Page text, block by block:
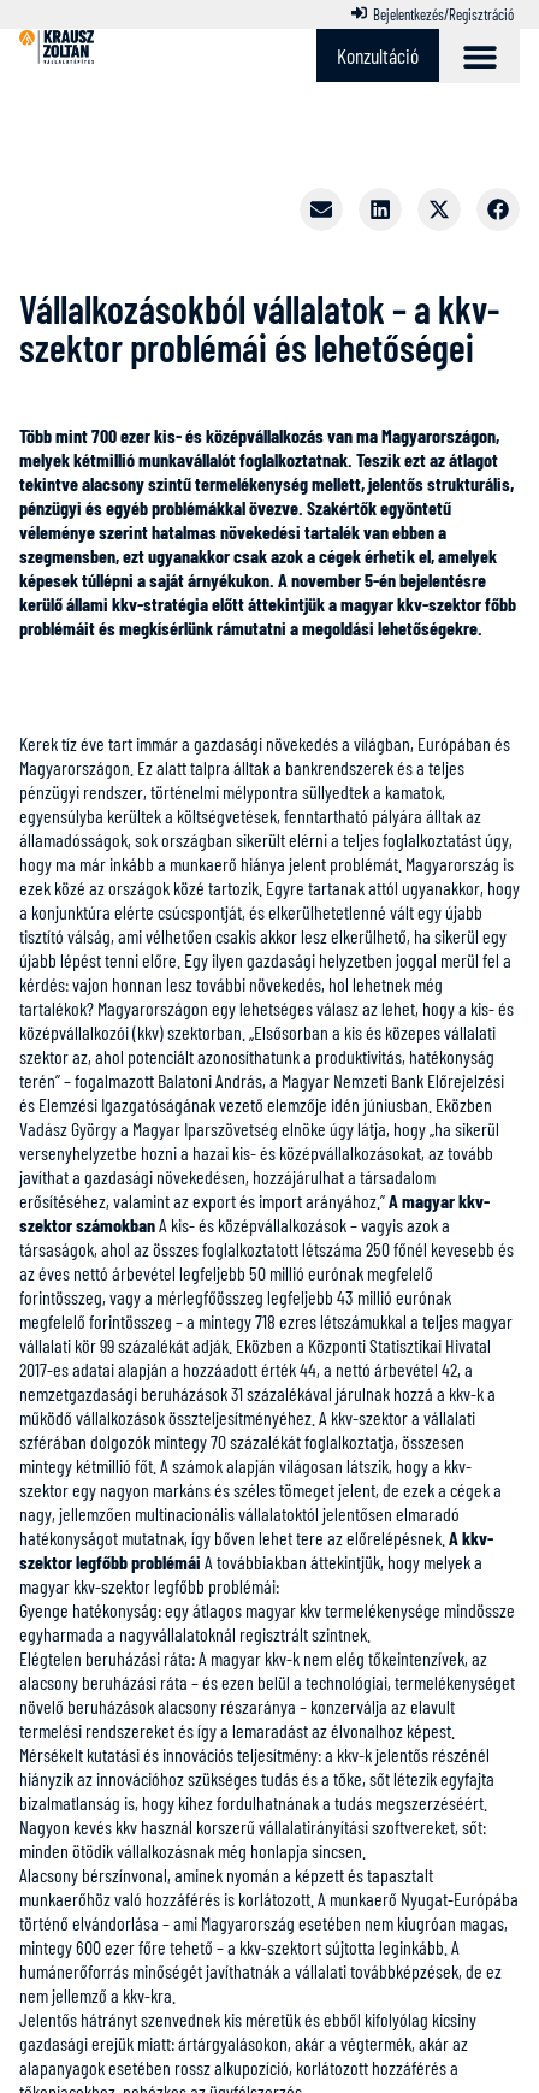
Bejelentkezés/Regisztráció
Konzultáció
Vállalkozásokból vállalatok – a kkv-
szektor problémái és lehetőségei
Több mint 700 ezer kis- és középvállalkozás van ma Magyarországon,
melyek kétmillió munkavállalót foglalkoztatnak. Teszik ezt az átlagot
tekintve alacsony szintű termelékenység mellett, jelentős strukturális,
pénzügyi és egyéb problémákkal övezve. Szakértők egyöntetű
véleménye szerint hatalmas növekedési tartalék van ebben a
szegmensben, ezt ugyanakkor csak azok a cégek érhetik el, amelyek
képesek túllépni a saját árnyékukon. A november 5-én bejelentésre
kerülő állami kkv-stratégia előtt áttekintjük a magyar kkv-szektor főbb
problémáit és megkísérlünk rámutatni a megoldási lehetőségekre.
Kerek tíz éve tart immár a gazdasági növekedés a világban, Európában és
Magyarországon. Ez alatt talpra álltak a bankrendszerek és a teljes
pénzügyi rendszer, történelmi mélypontra süllyedtek a kamatok,
egyensúlyba kerültek a költségvetések, fenntartható pályára álltak az
államadósságok, sok országban sikerült elérni a teljes foglalkoztatást úgy,
hogy ma már inkább a munkaerő hiánya jelent problémát. Magyarország is
ezek közé az országok közé tartozik. Egyre tartanak attól ugyanakkor, hogy
a konjunktúra elérte csúcspontját, és elkerülhetetlenné vált egy újabb
tisztító válság, ami vélhetően csakis akkor lesz elkerülhető, ha sikerül egy
újabb lépést tenni előre. Egy ilyen gazdasági helyzetben joggal merül fel a
kérdés: vajon honnan lesz további növekedés, hol lehetnek még
tartalékok? Magyarországon egy lehetséges válasz az lehet, hogy a kis- és
középvállalkozói (kkv) szektorban. „Elsősorban a kis és közepes vállalati
szektor az, ahol potenciált azonosíthatunk a produktivitás, hatékonyság
terén” – fogalmazott Balatoni András, a Magyar Nemzeti Bank Előrejelzési
és Elemzési Igazgatóságának vezető elemzője idén júniusban. Eközben
Vadász György a Magyar Iparszövetség elnöke úgy látja, hogy „ha sikerül
versenyhelyzetbe hozni a hazai kis- és középvállalkozásokat, az tovább
javíthat a gazdasági növekedésen, hozzájárulhat a társadalom
erősítéséhez, valamint az export és import arányához.”A magyar kkv-
szektor számokbanA kis- és középvállalkozások – vagyis azok a
társaságok, ahol az összes foglalkoztatott létszáma 250 főnél kevesebb és
az éves nettó árbevétel legfeljebb 50 millió eurónak megfelelő
forintösszeg, vagy a mérlegfőösszeg legfeljebb 43 millió eurónak
megfelelő forintösszeg – a mintegy 718 ezres létszámukkal a teljes magyar
vállalati kör 99 százalékát adják. Eközben a Központi Statisztikai Hivatal
2017-es adatai alapján a hozzáadott érték 44, a nettó árbevétel 42, a
nemzetgazdasági beruházások 31 százalékával járulnak hozzá a kkv-k a
működő vállalkozások összteljesítményéhez. A kkv-szektor a vállalati
szférában dolgozók mintegy 70 százalékát foglalkoztatja, összesen
mintegy kétmillió főt. A számok alapján világosan látszik, hogy a kkv-
szektor egy nagyon markáns és széles tömeget jelent, de ezek a cégek a
nagy, jellemzően multinacionális vállalatoktól jelentősen elmaradó
hatékonyságot mutatnak, így bőven lehet tere az előrelépésnek. A kkv-
szektor legfőbb problémái A továbbiakban áttekintjük, hogy melyek a
magyar kkv-szektor legfőbb problémái:
Gyenge hatékonyság: egy átlagos magyar kkv termelékenysége mindössze
egyharmada a nagyvállalatoknál regisztrált szintnek.
Elégtelen beruházási ráta: A magyar kkv-k nem elég tőkeintenzívek, az
alacsony beruházási ráta – és ezen belül a technológiai, termelékenységet
növelő beruházások alacsony részaránya – konzerválja az elavult
termelési rendszereket és így a lemaradást az élvonalhoz képest.
Mérsékelt kutatási és innovációs teljesítmény: a kkv-k jelentős részénél
hiányzik az innovációhoz szükséges tudás és a tőke, sőt létezik egyfajta
bizalmatlanság is, hogy kihez fordulhatnának a tudás megszerzéséért.
Nagyon kevés kkv használ korszerű vállalatirányítási szoftvereket, sőt:
minden ötödik vállalkozásnak még honlapja sincsen.
Alacsony bérszínvonal, aminek nyomán a képzett és tapasztalt
munkaerőhöz való hozzáférés is korlátozott. A munkaerő Nyugat-Európába
történő elvándorlása – ami Magyarország esetében nem kiugróan magas,
mintegy 600 ezer főre tehető – a kkv-szektort sújtotta leginkább. A
humánerőforrás minőségét javíthatnák a vállalati továbbképzések, de ez
nem jellemző a kkv-kra.
Jelentős hátrányt szenvednek kis méretük és ebből kifolyólag kicsiny
gazdasági erejük miatt: ártárgyalásokon, akár a végtermék, akár az
alapanyagok esetében rossz alkupozíció, korlátozott hozzáférés a